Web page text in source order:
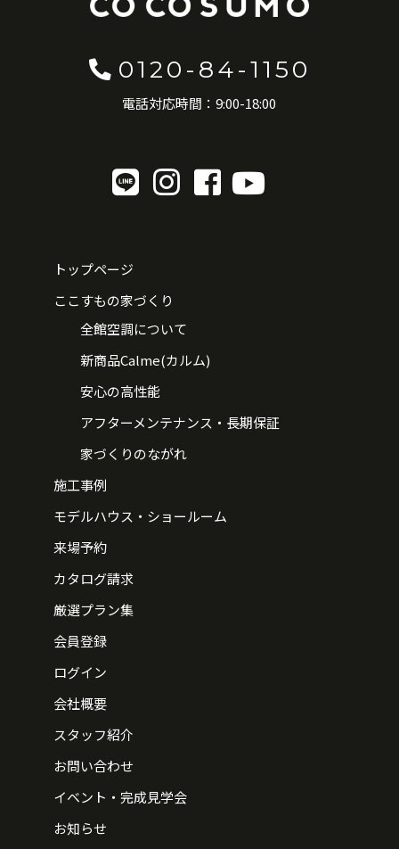
0120-84-1150
電話対応時間：9:00-18:00
トップページ
ここすもの家づくり
全館空調について
新商品Calme(カルム)
安心の高性能
アフターメンテナンス・長期保証
家づくりのながれ
施工事例
モデルハウス・ショールーム
来場予約
カタログ請求
厳選プラン集
会員登録
ログイン
会社概要
スタッフ紹介
お問い合わせ
イベント・完成見学会
お知らせ